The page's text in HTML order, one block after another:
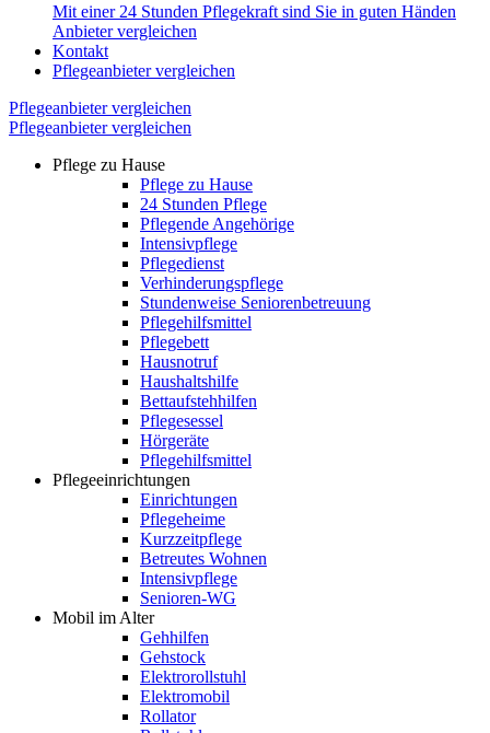
Mit einer 24 Stunden Pflegekraft sind Sie in guten Händen
Anbieter vergleichen
Kontakt
Pflegeanbieter vergleichen
Pflegeanbieter vergleichen
Pflegeanbieter vergleichen
Pflege zu Hause
Pflege zu Hause
24 Stunden Pflege
Pflegende Angehörige
Intensivpflege
Pflegedienst
Verhinderungspflege
Stundenweise Seniorenbetreuung
Pflegehilfsmittel
Pflegebett
Hausnotruf
Haushaltshilfe
Bettaufstehhilfen
Pflegesessel
Hörgeräte
Pflegehilfsmittel
Pflegeeinrichtungen
Einrichtungen
Pflegeheime
Kurzzeitpflege
Betreutes Wohnen
Intensivpflege
Senioren-WG
Mobil im Alter
Gehhilfen
Gehstock
Elektrorollstuhl
Elektromobil
Rollator